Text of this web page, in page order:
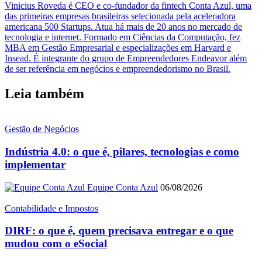
Vinicius Roveda é CEO e co-fundador da fintech Conta Azul, uma
das primeiras empresas brasileiras selecionada pela aceleradora
americana 500 Startups. Atua há mais de 20 anos no mercado de
tecnologia e internet. Formado em Ciências da Computação, fez
MBA em Gestão Empresarial e especializações em Harvard e
Insead. É integrante do grupo de Empreendedores Endeavor além
de ser referência em negócios e empreendedorismo no Brasil.
Leia também
Gestão de Negócios
Indústria 4.0: o que é, pilares, tecnologias e como
implementar
Equipe Conta Azul 06/08/2026
Contabilidade e Impostos
DIRF: o que é, quem precisava entregar e o que
mudou com o eSocial